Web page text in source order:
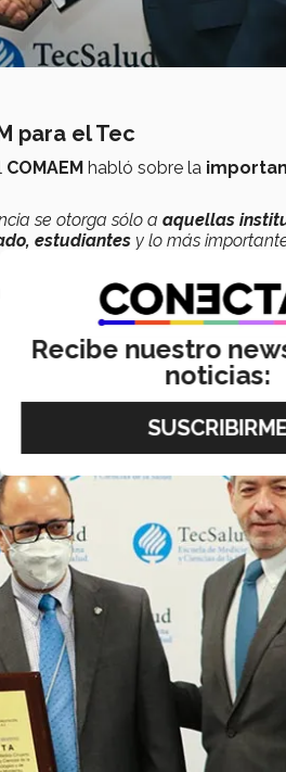
para el Tec
COMAEM habló sobre la
se otorga sólo a aquellas
estudiantes y lo más
a una
de la universidad sean
Recibe nuestro
noticias: